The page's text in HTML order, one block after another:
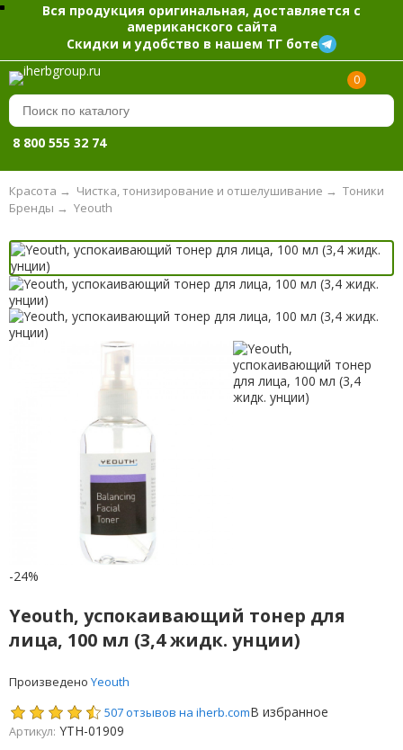
Вся продукция оригинальная, доставляется с
американского сайта
Скидки и удобство в нашем ТГ боте
0
8 800 555 32 74
Красота → Чистка, тонизирование и отшелушивание → Тоники
Yeouth
Бренды →
-24%
Yeouth, успокаивающий тонер для
лица, 100 мл (3,4 жидк. унции)
Произведено Yeouth
507 отзывов на iherb.comВ избранное
Артикул: YTH-01909